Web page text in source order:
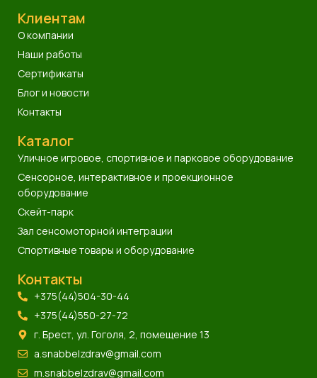
Клиентам
О компании
Наши работы
Сертификаты
Блог и новости
Контакты
Каталог
Уличное игровое, спортивное и парковое оборудование
Сенсорное, интерактивное и проекционное
оборудование
Скейт-парк
Зал сенсомоторной интеграции
Спортивные товары и оборудование
Контакты
+375(44)504-30-44
+375(44)550-27-72
г. Брест, ул. Гоголя, 2, помещение 13
a.snabbelzdrav@gmail.com
m.snabbelzdrav@gmail.com